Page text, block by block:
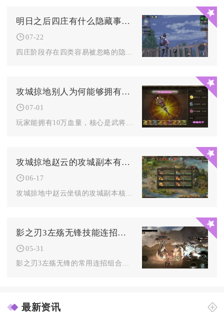
明日之后四庄有什么隐藏事件或秘密
07-22
攻城掠地别人为何能够拥有10万血量
07-01
攻城掠地赵云的攻城副本有什么技巧与战术
06-17
影之刃3左殇无锋技能连招有哪些常用组合
05-31
影之刃3左殇无锋的常用连招组合核心围绕“起手控场+持续输出+...
最新资讯